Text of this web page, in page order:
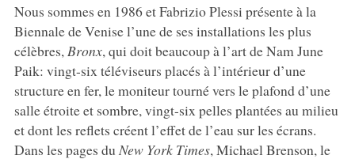
Nous sommes en 1986 et Fabrizio Plessi présente à la
Biennale de Venise l’une de ses installations les plus
célèbres, Bronx, qui doit beaucoup à l’art de Nam June
Paik: vingt-six téléviseurs placés à l’intérieur d’une
structure en fer, le moniteur tourné vers le plafond d’une
salle étroite et sombre, vingt-six pelles plantées au milieu
et dont les reflets créent l’effet de l’eau sur les écrans.
Dans les pages du New York Times, Michael Brenson, le